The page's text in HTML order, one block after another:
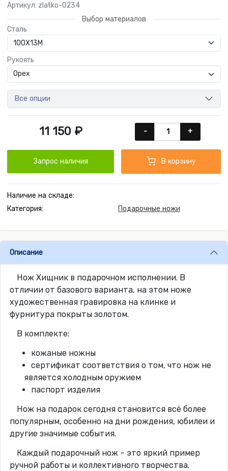
Артикул: zlatko-0234
Выбор материалов
Сталь
Рукоять
Все опции
11 150 ₽ - +
Запрос наличия В корзину
Наличие на складе:
Категория:
Подарочные ножи
Описание
Нож Хищник в подарочном исполнении. В
отличии от базового варианта, на этом ноже
художественная гравировка на клинке и
фурнитура покрыты золотом.
В комплекте:
кожаные ножны
сертификат соответствия о том, что нож не
является холодным оружием
паспорт изделия
Нож на подарок сегодня становится всё более
популярным, особенно на дни рождения, юбилеи и
другие значимые события.
Каждый подарочный нож – это яркий пример
ручной работы и коллективного творчества.